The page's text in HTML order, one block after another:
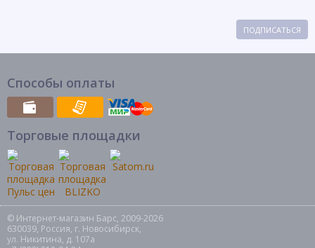
ПОДПИСАТЬСЯ
Способы оплаты
Торговые площадки
© Интернет-магазин Барс, 2009-2026
630039, Россия, г. Новосибирск,
ул. Никитина, д. 107а